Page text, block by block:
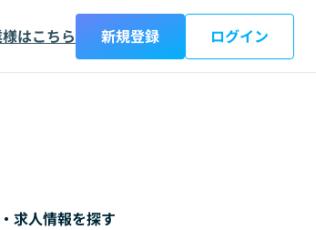
はこちら 新規登録 ログイン
求人情報を探す